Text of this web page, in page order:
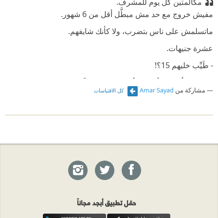
‫مفيش خروج مع حد مش مبطَّل أقل من 6 شهور.⁠‫
‫ماتسلمش على ناس بتضرب، ولا كأنك شايفهم.
‫عشرة جنيهات.
‫- طَيِّب خليهم 15؟!‏
⁠‫لم يرد وكأنني لم أتكلم، وأكمل كلامه قائلاً: ‏
‫كِتابة ما تم تَنْفيذُه في آخر اليوم.⁠‫
‫الدعاء والشُّكر لربِّنا قبل النوم
مشاركة من Amar Sayad كل الاقتباسات
حمّل تطبيق أبجد مجاناً